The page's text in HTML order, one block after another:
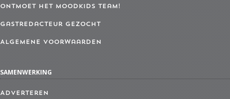
Ontmoet het MoodKids Team!
Gastredacteur gezocht
Algemene Voorwaarden
SAMENWERKING
Adverteren